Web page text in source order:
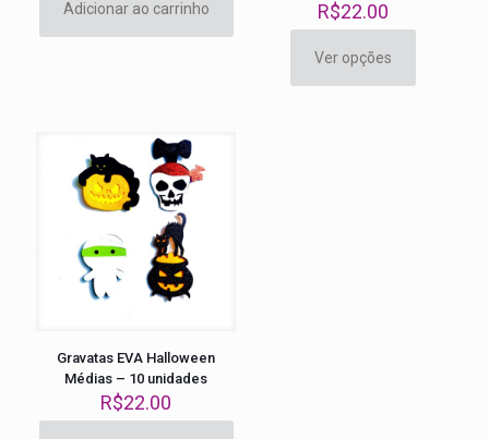
Adicionar ao carrinho R$22.00
Ver opções
produto
Gravatas EVA Halloween
Médias – 10 unidades
R$22.00